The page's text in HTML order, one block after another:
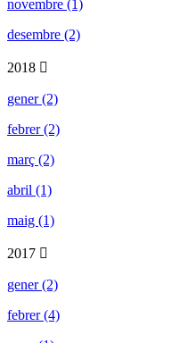
novembre (1)
desembre (2)
2018
gener (2)
febrer (2)
març (2)
abril (1)
maig (1)
2017
gener (2)
febrer (4)